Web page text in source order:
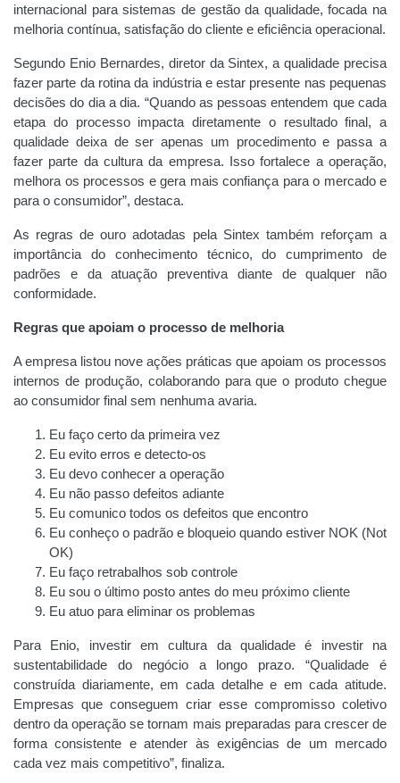
internacional para sistemas de gestão da qualidade, focada na
melhoria contínua, satisfação do cliente e eficiência operacional.
Segundo Enio Bernardes, diretor da Sintex, a qualidade precisa
fazer parte da rotina da indústria e estar presente nas pequenas
decisões do dia a dia. “Quando as pessoas entendem que cada
etapa do processo impacta diretamente o resultado final, a
qualidade deixa de ser apenas um procedimento e passa a
fazer parte da cultura da empresa. Isso fortalece a operação,
melhora os processos e gera mais confiança para o mercado e
para o consumidor”, destaca.
As regras de ouro adotadas pela Sintex também reforçam a
importância do conhecimento técnico, do cumprimento de
padrões e da atuação preventiva diante de qualquer não
conformidade.
Regras que apoiam o processo de melhoria
A empresa listou nove ações práticas que apoiam os processos
internos de produção, colaborando para que o produto chegue
ao consumidor final sem nenhuma avaria.
Eu faço certo da primeira vez
Eu evito erros e detecto-os
Eu devo conhecer a operação
Eu não passo defeitos adiante
Eu comunico todos os defeitos que encontro
Eu conheço o padrão e bloqueio quando estiver NOK (Not
OK)
Eu faço retrabalhos sob controle
Eu sou o último posto antes do meu próximo cliente
Eu atuo para eliminar os problemas
Para Enio, investir em cultura da qualidade é investir na
sustentabilidade do negócio a longo prazo. “Qualidade é
construída diariamente, em cada detalhe e em cada atitude.
Empresas que conseguem criar esse compromisso coletivo
dentro da operação se tornam mais preparadas para crescer de
forma consistente e atender às exigências de um mercado
cada vez mais competitivo”, finaliza.